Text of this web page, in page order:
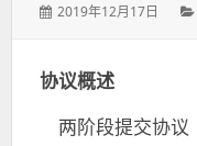
发
2019年12月17日
协议概述
两阶段提交协